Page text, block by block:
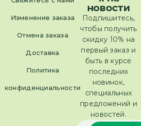
Изменение заказа
Отмена заказа
Доставка
Политика
конфиденциальности
новости
Подпишитесь,
чтобы получить
скидку 10% на
первый заказ и
быть в курсе
последних
новинок,
специальных
предложений и
новостей.